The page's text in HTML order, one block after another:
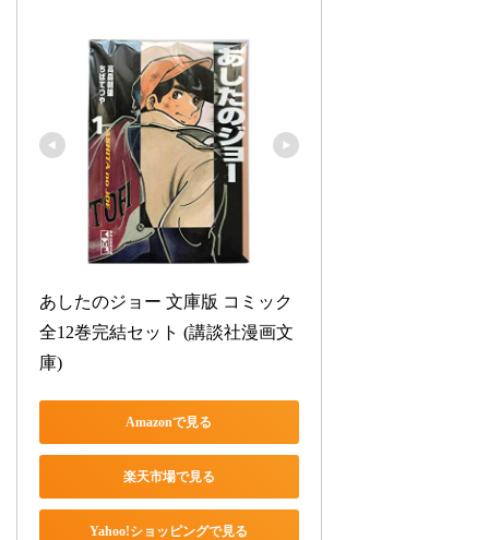
あしたのジョー 文庫版 コミック
全12巻完結セット (講談社漫画文
庫)
Amazonで見る
楽天市場で見る
Yahoo!ショッピングで見る